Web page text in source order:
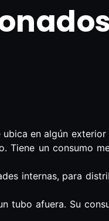
en algún exterior
Tiene un consumo
internas, para
tubo afuera. Su